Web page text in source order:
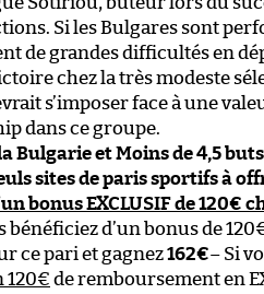
Si les Bulgares sont
de grandes difficultés en
chez la très modeste
s’imposer face à une
dans ce groupe.
Bulgarie et Moins de 4,5
sites de paris sportifs à
bonus EXCLUSIF de 120€
bénéficiez d’un bonus de
ce pari et gagnez162€– Si
120€ de remboursement en